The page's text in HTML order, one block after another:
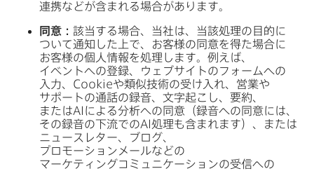
連携などが​含まれる​場合が​あります。
同意： 該当する​場合、​当社は、​当該処理の​目的に​
ついて​通知した上で、​お客様の​同意を​得た​場合に​
お客様の​個人情報を​処理します。​例えば、​
イベントへの​登録、​ウェブサイトの​フォームへの​
入力、 Cookieや​類似技術の​受け入れ、​営業や​
サポートの​通話の​録音、​文字起こし、​要約、​
またはAI に​よる​分析への​同意​（録音への​同意には、​
その​録音の​下流でのAI 処理も​含まれます）、​または​
ニュースレター、​ブログ、​
プロモーションメールなどの​
マーケティングコミュニケーションの​受信への​